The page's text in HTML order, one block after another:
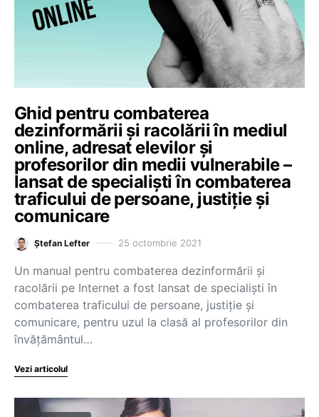
Ghid pentru combaterea
dezinformării și racolării în mediul
online, adresat elevilor și
profesorilor din medii vulnerabile –
lansat de specialiști în combaterea
traficului de persoane, justiție și
comunicare
Ștefan Lefter 25 octombrie 2021
Un manual pentru combaterea dezinformării și
racolării pe Internet a fost lansat de specialiști în
combaterea traficului de persoane, justiție și
comunicare, pentru uzul la clasă al profesorilor din
învățământul…
Vezi articolul